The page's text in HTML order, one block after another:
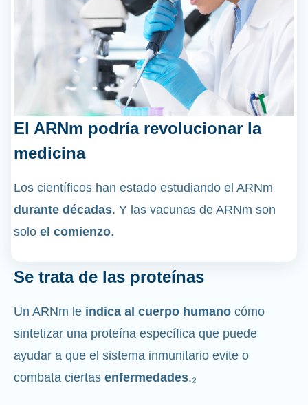
El ARNm podría revolucionar la
medicina
Los científicos han estado estudiando el ARNm
durante décadas. Y las vacunas de ARNm son
solo el comienzo.
Se trata de las proteínas
Un ARNm le indica al cuerpo humano cómo
sintetizar una proteína específica que puede
ayudar a que el sistema inmunitario evite o
combata ciertas enfermedades.₂